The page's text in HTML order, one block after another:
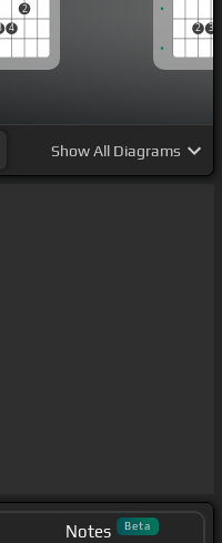
que persona de allá
4
2
2 3
ShowAll Diagrams
Notes Beta